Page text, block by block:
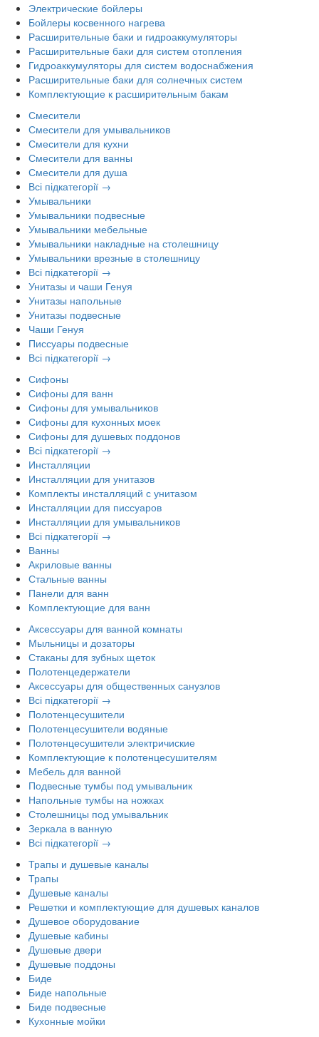
Электрические бойлеры
Бойлеры косвенного нагрева
Расширительные баки и гидроаккумуляторы
Расширительные баки для систем отопления
Гидроаккумуляторы для систем водоснабжения
Расширительные баки для солнечных систем
Комплектующие к расширительным бакам
Смесители
Смесители для умывальников
Смесители для кухни
Смесители для ванны
Смесители для душа
Всі підкатегорії →
Умывальники
Умывальники подвесные
Умывальники мебельные
Умывальники накладные на столешницу
Умывальники врезные в столешницу
Всі підкатегорії →
Унитазы и чаши Генуя
Унитазы напольные
Унитазы подвесные
Чаши Генуя
Писсуары подвесные
Всі підкатегорії →
Сифоны
Сифоны для ванн
Сифоны для умывальников
Сифоны для кухонных моек
Сифоны для душевых поддонов
Всі підкатегорії →
Инсталляции
Инсталляции для унитазов
Комплекты инсталляций с унитазом
Инсталляции для писсуаров
Инсталляции для умывальников
Всі підкатегорії →
Ванны
Акриловые ванны
Стальные ванны
Панели для ванн
Комплектующие для ванн
Аксессуары для ванной комнаты
Мыльницы и дозаторы
Стаканы для зубных щеток
Полотенцедержатели
Аксессуары для общественных санузлов
Всі підкатегорії →
Полотенцесушители
Полотенцесушители водяные
Полотенцесушители электричиские
Комплектующие к полотенцесушителям
Мебель для ванной
Подвесные тумбы под умывальник
Напольные тумбы на ножках
Столешницы под умывальник
Зеркала в ванную
Всі підкатегорії →
Трапы и душевые каналы
Трапы
Душевые каналы
Решетки и комплектующие для душевых каналов
Душевое оборудование
Душевые кабины
Душевые двери
Душевые поддоны
Биде
Биде напольные
Биде подвесные
Кухонные мойки